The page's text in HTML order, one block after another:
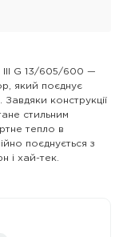
III G 13/605/600 —
який поєднує
конструкції
стильним
тепло в
поєднується з
і хай-тек.